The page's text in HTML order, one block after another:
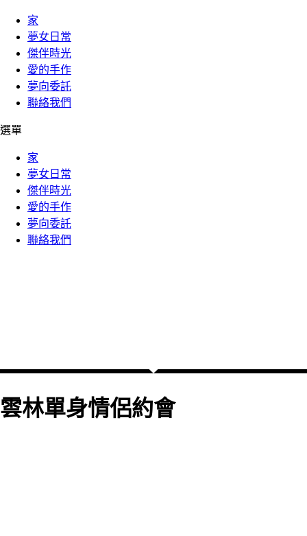
家
夢女日常
傑伴時光
愛的手作
夢向委託
聯絡我們
選單
家
夢女日常
傑伴時光
愛的手作
夢向委託
聯絡我們
雲林單身情侶約會